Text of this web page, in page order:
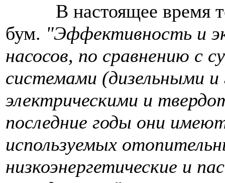
В настоящее время
бум. "Эффективность и
насосов, по сравнению
системами (дизельными
электрическими и
последние годы они
используемых
низкоэнергетические и